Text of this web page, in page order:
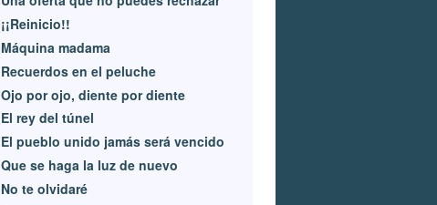
¡¡Reinicio!!
Máquina madama
Recuerdos en el peluche
Ojo por ojo, diente por diente
El rey del túnel
El pueblo unido jamás será vencido
Que se haga la luz de nuevo
No te olvidaré